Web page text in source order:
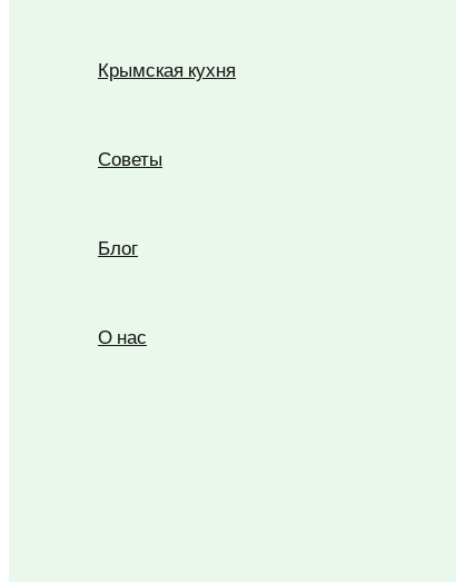
Крымская кухня
Советы
Блог
О нас